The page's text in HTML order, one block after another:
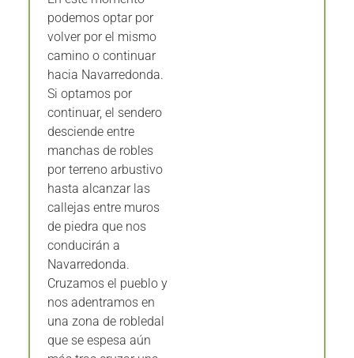
podemos optar por
volver por el mismo
camino o continuar
hacia Navarredonda.
Si optamos por
continuar, el sendero
desciende entre
manchas de robles
por terreno arbustivo
hasta alcanzar las
callejas entre muros
de piedra que nos
conducirán a
Navarredonda.
Cruzamos el pueblo y
nos adentramos en
una zona de robledal
que se espesa aún
más tras cruzar una